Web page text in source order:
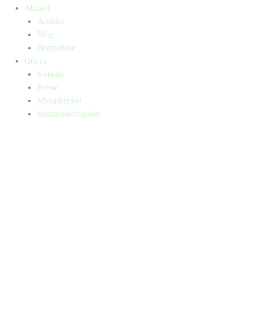
Aktuelt
Artikler
Blog
Bogtrailere
Om os
Kontakt
Presse
Manuskripter
Handelsbetingelser